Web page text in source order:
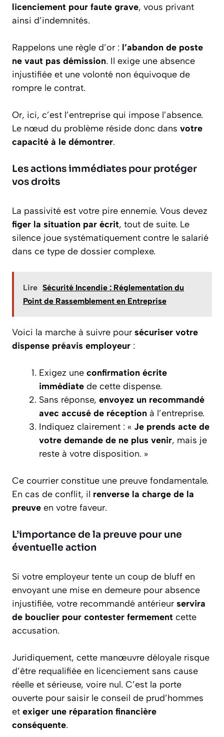
licenciement pour faute grave, vous privant
ainsi d’indemnités.
Rappelons une règle d’or : l’abandon de poste
ne vaut pas démission. Il exige une absence
injustifiée et une volonté non équivoque de
rompre le contrat.
Or, ici, c’est l’entreprise qui impose l’absence.
Le nœud du problème réside donc dans votre
capacité à le démontrer.
Les actions immédiates pour protéger
vos droits
La passivité est votre pire ennemie. Vous devez
figer la situation par écrit, tout de suite. Le
silence joue systématiquement contre le salarié
dans ce type de dossier complexe.
Lire Sécurité Incendie : Réglementation du
Point de Rassemblement en Entreprise
Voici la marche à suivre pour sécuriser votre
dispense préavis employeur :
Exigez une confirmation écrite
immédiate de cette dispense.
Sans réponse, envoyez un recommandé
avec accusé de réception à l’entreprise.
Indiquez clairement : « Je prends acte de
votre demande de ne plus venir, mais je
reste à votre disposition. »
Ce courrier constitue une preuve fondamentale.
En cas de conflit, il renverse la charge de la
preuve en votre faveur.
L’importance de la preuve pour une
éventuelle action
Si votre employeur tente un coup de bluff en
envoyant une mise en demeure pour absence
injustifiée, votre recommandé antérieur servira
de bouclier pour contester fermement cette
accusation.
Juridiquement, cette manœuvre déloyale risque
d’être requalifiée en licenciement sans cause
réelle et sérieuse, voire nul. C’est la porte
ouverte pour saisir le conseil de prud’hommes
et exiger une réparation financière
conséquente.